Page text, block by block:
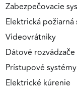
Zabezpečovacie
Elektrická požiarná
Videovrátniky
Dátové rozvádzače
Prístupové systémy
Elektrické kúrenie